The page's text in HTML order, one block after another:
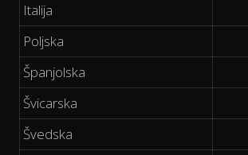
Italija
Poljska
Španjolska
Švicarska
Švedska